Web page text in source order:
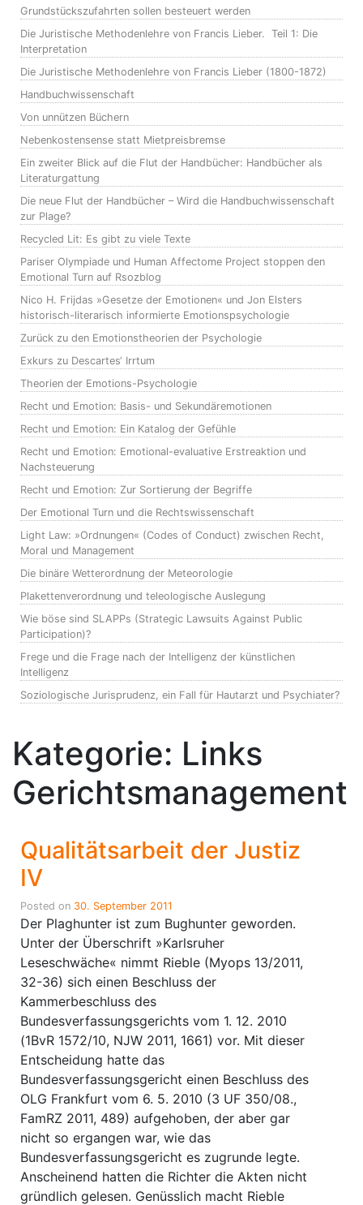
Grundstückszufahrten sollen besteuert werden
Die Juristische Methodenlehre von Francis Lieber. Teil 1: Die
Interpretation
Die Juristische Methodenlehre von Francis Lieber (1800-1872)
Handbuchwissenschaft
Von unnützen Büchern
Nebenkostensense statt Mietpreisbremse
Ein zweiter Blick auf die Flut der Handbücher: Handbücher als
Literaturgattung
Die neue Flut der Handbücher – Wird die Handbuchwissenschaft
zur Plage?
Recycled Lit: Es gibt zu viele Texte
Pariser Olympiade und Human Affectome Project stoppen den
Emotional Turn auf Rsozblog
Nico H. Frijdas »Gesetze der Emotionen« und Jon Elsters
historisch-literarisch informierte Emotionspsychologie
Zurück zu den Emotionstheorien der Psychologie
Exkurs zu Descartes‘ Irrtum
Theorien der Emotions-Psychologie
Recht und Emotion: Basis- und Sekundäremotionen
Recht und Emotion: Ein Katalog der Gefühle
Recht und Emotion: Emotional-evaluative Erstreaktion und
Nachsteuerung
Recht und Emotion: Zur Sortierung der Begriffe
Der Emotional Turn und die Rechtswissenschaft
Light Law: »Ordnungen« (Codes of Conduct) zwischen Recht,
Moral und Management
Die binäre Wetterordnung der Meteorologie
Plakettenverordnung und teleologische Auslegung
Wie böse sind SLAPPs (Strategic Lawsuits Against Public
Participation)?
Frege und die Frage nach der Intelligenz der künstlichen
Intelligenz
Soziologische Jurisprudenz, ein Fall für Hautarzt und Psychiater?
Kategorie: Links
Gerichtsmanagement
Qualitätsarbeit der Justiz
IV
Posted on 30. September 2011
Der Plaghunter ist zum Bughunter geworden.
Unter der Überschrift »Karlsruher
Leseschwäche« nimmt Rieble (Myops 13/2011,
32-36) sich einen Beschluss der
Kammerbeschluss des
Bundesverfassungsgerichts vom 1. 12. 2010
(1BvR 1572/10, NJW 2011, 1661) vor. Mit dieser
Entscheidung hatte das
Bundesverfassungsgericht einen Beschluss des
OLG Frankfurt vom 6. 5. 2010 (3 UF 350/08.,
FamRZ 2011, 489) aufgehoben, der aber gar
nicht so ergangen war, wie das
Bundesverfassungsgericht es zugrunde legte.
Anscheinend hatten die Richter die Akten nicht
gründlich gelesen. Genüsslich macht Rieble